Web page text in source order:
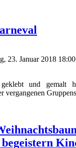
23. Januar 2018 18:00
geklebt und gemalt
vergangenen